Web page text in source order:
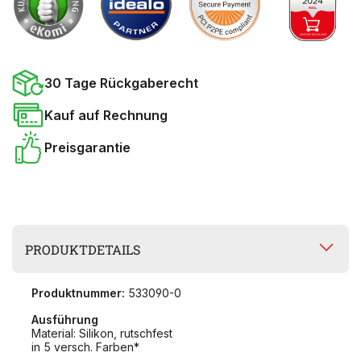
30 Tage Rückgaberecht
Kauf auf Rechnung
Preisgarantie
PRODUKTDETAILS
Produktnummer: 533090-0
Ausführung
Material: Silikon, rutschfest
in 5 versch. Farben*